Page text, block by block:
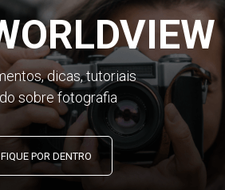
dicas, tutoriais
sobre fotografia
FIQUE POR DENTRO